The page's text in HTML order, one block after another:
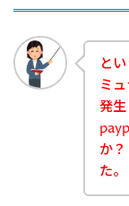
と
ミ
発
か
た。